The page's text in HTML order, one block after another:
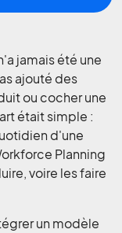
jamais été une
ajouté des
ou cocher une
était simple :
d'une
Planning
voire les faire
un modèle